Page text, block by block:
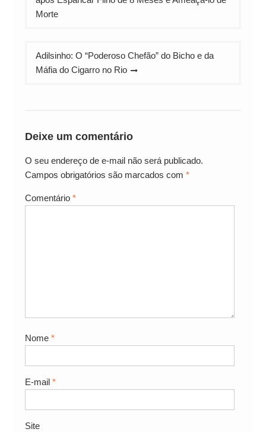
Post
Morte
Adilsinho: O “Poderoso Chefão” do Bicho e da
Máfia do Cigarro no Rio
Deixe um comentário
O seu endereço de e-mail não será publicado.
Campos obrigatórios são marcados com *
Comentário *
Nome *
E-mail *
Site